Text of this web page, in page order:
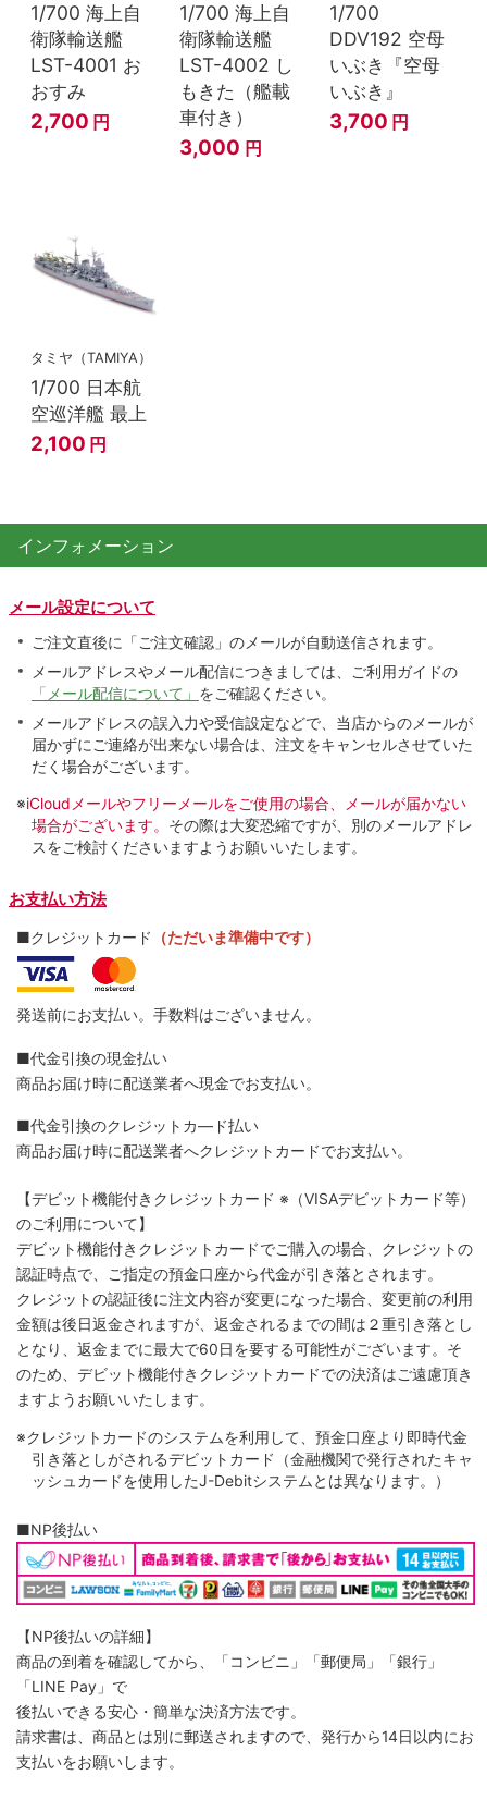
1/700 海上自
衛隊輸送艦
LST-4001 お
おすみ
2,700 円
1/700 海上自
衛隊輸送艦
LST-4002 し
もきた（艦載
車付き）
3,000 円
1/700
DDV192 空母
いぶき『空母
いぶき』
3,700 円
タミヤ（TAMIYA）
1/700 日本航
空巡洋艦 最上
2,100 円
インフォメーション
メール設定について
ご注文直後に「ご注文確認」のメールが自動送信されます。
メールアドレスやメール配信につきましては、ご利用ガイドの
「メール配信について」 をご確認ください。
メールアドレスの誤入力や受信設定などで、当店からのメールが
届かずにご連絡が出来ない場合は、注文をキャンセルさせていた
だく場合がございます。
※iCloudメールやフリーメールをご使用の場合、メールが届かない
場合がございます。 その際は大変恐縮ですが、別のメールアドレ
スをご検討くださいますようお願いいたします。
お支払い方法
■クレジットカード （ただいま準備中です）
発送前にお支払い。手数料はございません。
■代金引換の現金払い
商品お届け時に配送業者へ現金でお支払い。
■代金引換のクレジットカ―ド払い
商品お届け時に配送業者へクレジットカードでお支払い。
【デビット機能付きクレジットカード ※（VISAデビットカード等）
のご利用について】
デビット機能付きクレジットカードでご購入の場合、クレジットの
認証時点で、ご指定の預金口座から代金が引き落とされます。
クレジットの認証後に注文内容が変更になった場合、変更前の利用
金額は後日返金されますが、返金されるまでの間は２重引き落とし
となり、返金までに最大で60日を要する可能性がございます。そ
のため、デビット機能付きクレジットカードでの決済はご遠慮頂き
ますようお願いいたします。
※クレジットカードのシステムを利用して、預金口座より即時代金
引き落としがされるデビットカード（金融機関で発行されたキャ
ッシュカードを使用したJ-Debitシステムとは異なります。）
■NP後払い
【NP後払いの詳細】
商品の到着を確認してから、「コンビニ」「郵便局」「銀行」
「LINE Pay」で
後払いできる安心・簡単な決済方法です。
請求書は、商品とは別に郵送されますので、発行から14日以内にお
支払いをお願いします。